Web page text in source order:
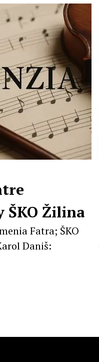
ŠKO Žilina
Fatra; ŠKO
Daniš: